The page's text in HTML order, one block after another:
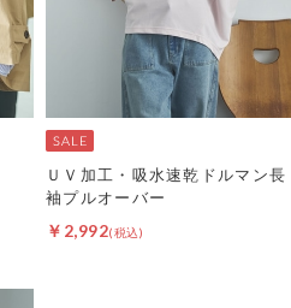
ＵＶ加工・吸水速乾ドルマン長
袖プルオーバー
￥2,992